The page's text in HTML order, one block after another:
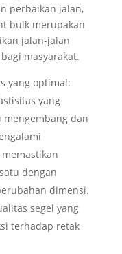
perbaikan jalan,
bulk merupakan
jalan-jalan
masyarakat.
yang optimal:
yang
dan
dengan
dimensi.
segel yang
terhadap retak